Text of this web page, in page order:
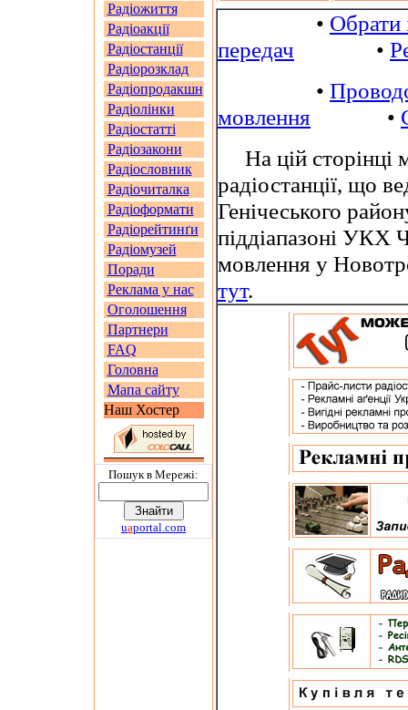
Радіожиття
Радіоакції
Радіостанції
Радіорозклад
Радіопродакшн
Радіолінки
Радіостатті
Радіозакони
Радіословник
Радіочиталка
Радіоформати
Радіорейтинґи
Радіомузей
Поради
Реклама у нас
Оголошення
Партнери
FAQ
Головна
Мапа сайту
Наш Хостер
Пошук в Мережi:
uaportal.com
• Обрати
передач •
•
мовлення •
На цій сторінці
радіостанції, що
Генічеського
піддіапазоні
мовлення у
тут.